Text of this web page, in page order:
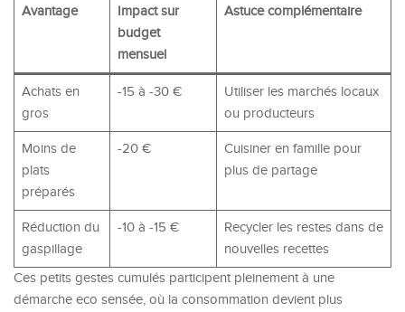
Avantage
Impact sur
budget
mensuel
Astuce complémentaire
Achats en
gros
-15 à -30 €
Utiliser les marchés locaux
ou producteurs
Moins de
plats
préparés
-20 €
Cuisiner en famille pour
plus de partage
Réduction du
gaspillage
-10 à -15 €
Recycler les restes dans de
nouvelles recettes
Ces petits gestes cumulés participent pleinement à une
démarche eco sensée, où la consommation devient plus